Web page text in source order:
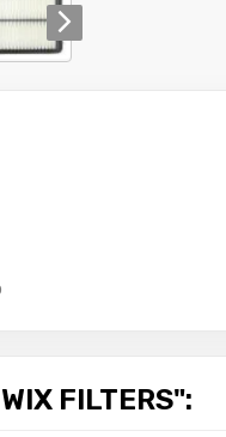
FILTERS":